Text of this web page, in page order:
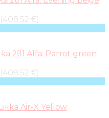
€)
2в1 Alfa: Parrot green
€)
Air-X Yellow